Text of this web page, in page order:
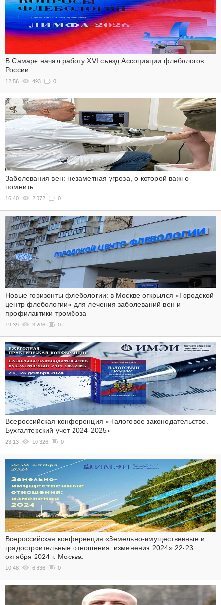
В Самаре начал работу XVI съезд Ассоциации флебологов
России
12:56 493 0
Заболевания вен: незаметная угроза, о которой важно
помнить
16:40 2 072 0
Новые горизонты флебологии: в Москве открылся «Городской
центр флебологии» для лечения заболеваний вен и
профилактики тромбоза
19:39 3 206 0
Всероссийская конференция «Налоговое законодательство.
Бухгалтерский учет 2024-2025»
23:13 10 326 0
Всероссийская конференция «Земельно-имущественные и
градостроительные отношения: изменения 2024» 22-23
октября 2024 г. Москва.
10:48 6 836 0